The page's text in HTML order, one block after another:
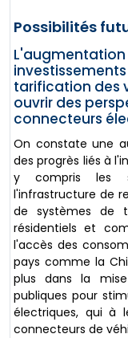
Possibilités
tarification des
ouvrir des
connecteurs
On constate une
des progrès liés à
y compris les
l'infrastructure de
de systèmes de
résidentiels et
l'accès des
pays comme la
plus dans la
publiques pour
électriques, qui à
connecteurs de